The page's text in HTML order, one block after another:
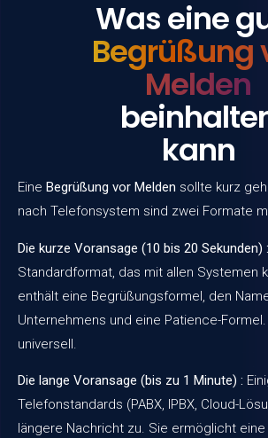
Was eine
Begrüßung
Melden
kann
Eine Begrüßung vor Melden sollte kurz
nach Telefonsystem sind zwei Formate
Die kurze Voransage (10 bis 20 Sekunden) :
Standardformat, das mit allen Systemen
enthält eine Begrüßungsformel, den
Unternehmens und eine Patience-
universell.
Die lange Voransage (bis zu 1 Minute) :
Telefonstandards (PABX, IPBX, Cloud-
längere Nachricht zu. Sie ermöglicht